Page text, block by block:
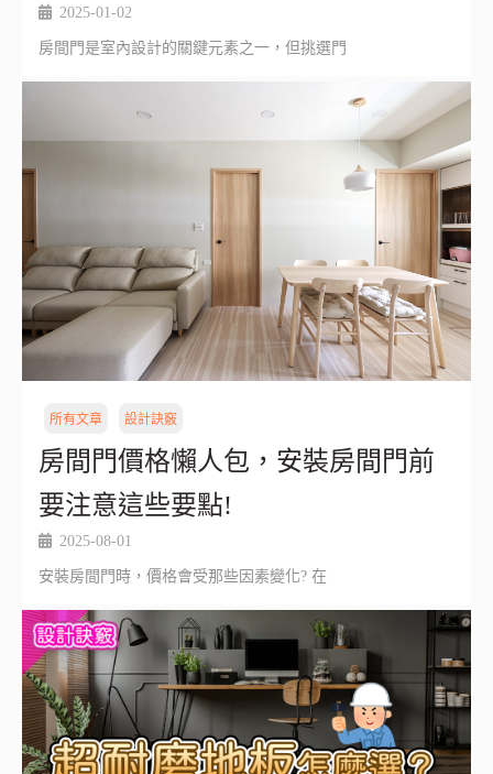
2025-01-02
房間門是室內設計的關鍵元素之一，但挑選門
所有文章 設計訣竅
房間門價格懶人包，安裝房間門前
要注意這些要點!
2025-08-01
安裝房間門時，價格會受那些因素變化? 在